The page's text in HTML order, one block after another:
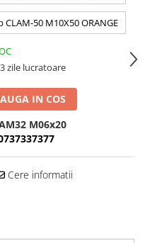
50 M10X50 ORANGE
zile lucratoare
IN COS
M06x20
Cere informatii